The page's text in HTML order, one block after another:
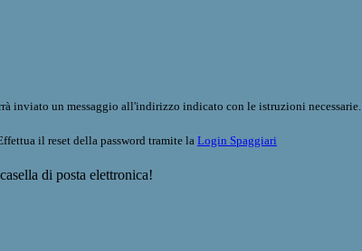
inviato un messaggio all'indirizzo indicato con le istruzioni necessarie.
il reset della password tramite la Login Spaggiari
di posta elettronica!